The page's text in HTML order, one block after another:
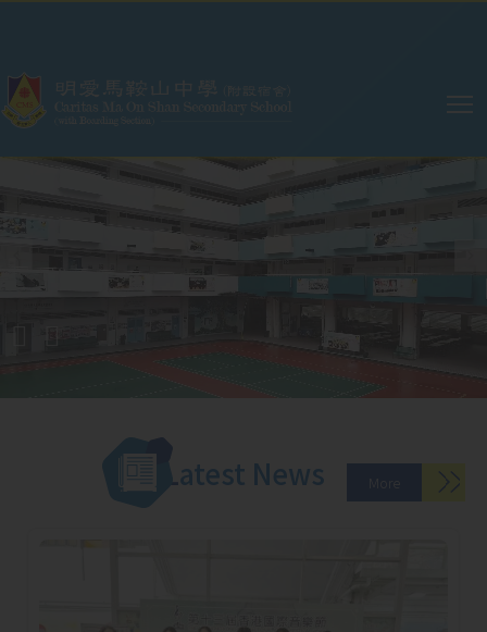
Main
navigation
Latest News